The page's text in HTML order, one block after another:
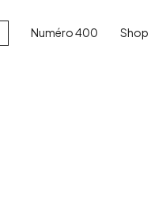
Numéro 400 Shop